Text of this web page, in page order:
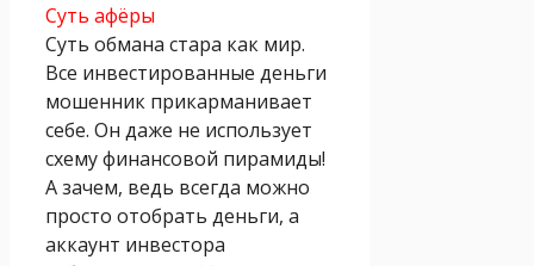
Суть афёры
Суть обмана стара как мир.
Все инвестированные деньги
мошенник прикарманивает
себе. Он даже не использует
схему финансовой пирамиды!
А зачем, ведь всегда можно
просто отобрать деньги, а
аккаунт инвестора